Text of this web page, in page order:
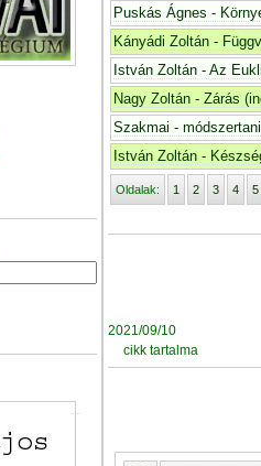
Puskás Ágnes -
Kányádi Zoltán -
István Zoltán - Az
Nagy Zoltán - Zárás
Szakmai -
István Zoltán -
Oldalak: 1 2 3 4 5
2021/09/10
cikk tartalma